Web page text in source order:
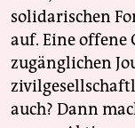
solidarischen
auf. Eine offene
zugänglichen
auch? Dann